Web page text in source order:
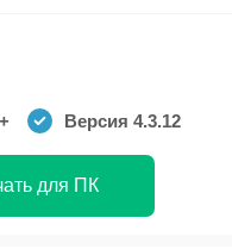
Версия 4.3.12
для ПК